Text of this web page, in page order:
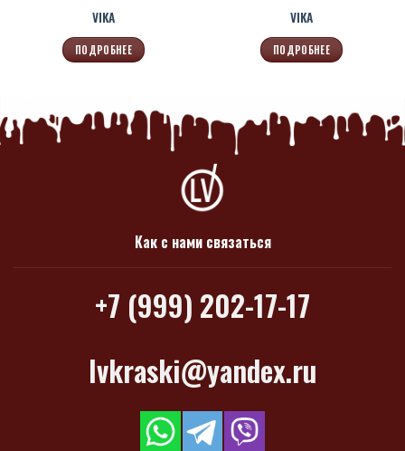
VIKA
ПОДРОБНЕЕ
VIKA
ПОДРОБНЕЕ
Как с нами связаться
+7 (999) 202-17-17
lvkraski@yandex.ru